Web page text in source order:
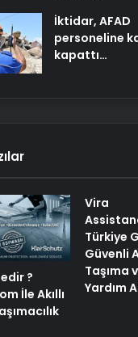
İktidar, AFAD
personeline
kapattı…
?
İle Akıllı
Vira
Türkiye
Güvenli
Taşıma
Yardım